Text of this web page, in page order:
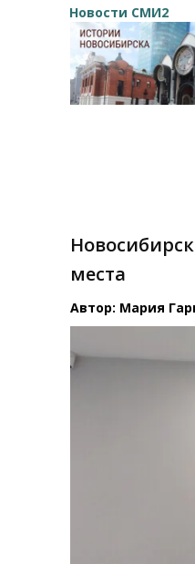
Новости СМИ2
места
Автор: Мария